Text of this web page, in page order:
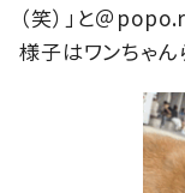
（笑）」と＠
様子はワンちゃん